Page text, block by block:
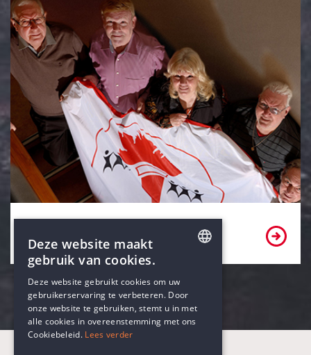
DUTCH
Deze website maakt
gebruik van cookies.
Deze website gebruikt cookies om uw
gebruikerservaring te verbeteren. Door
onze website te gebruiken, stemt u in met
alle cookies in overeenstemming met ons
Cookiebeleid. Lees verder